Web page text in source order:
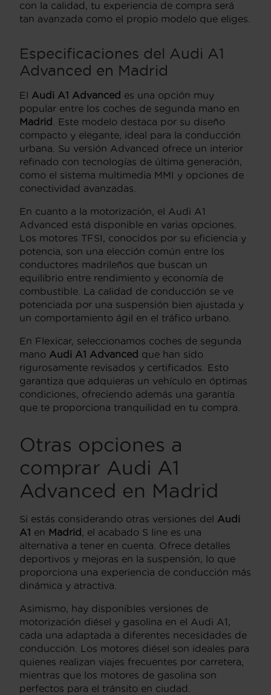
con la calidad, tu experiencia de compra será
tan avanzada como el propio modelo que eliges.
Especificaciones del Audi A1
Advanced en Madrid
El Audi A1 Advanced es una opción muy
popular entre los coches de segunda mano en
Madrid
. Este modelo destaca por su diseño
compacto y elegante, ideal para la conducción
urbana. Su versión Advanced ofrece un interior
refinado con tecnologías de última generación,
como el sistema multimedia MMI y opciones de
conectividad avanzadas.
En cuanto a la motorización, el Audi A1
Advanced está disponible en varias opciones.
Los motores TFSI, conocidos por su eficiencia y
potencia, son una elección común entre los
conductores madrileños que buscan un
equilibrio entre rendimiento y economía de
combustible. La calidad de conducción se ve
potenciada por una suspensión bien ajustada y
un comportamiento ágil en el tráfico urbano.
En Flexicar, seleccionamos coches de segunda
mano Audi A1 Advanced que han sido
rigurosamente revisados y certificados. Esto
garantiza que adquieras un vehículo en óptimas
condiciones, ofreciendo además una garantía
que te proporciona tranquilidad en tu compra.
Otras opciones a
comprar Audi A1
Advanced en Madrid
Si estás considerando otras versiones del Audi
A1 en Madrid , el acabado S line es una
alternativa a tener en cuenta. Ofrece detalles
deportivos y mejoras en la suspensión, lo que
proporciona una experiencia de conducción más
dinámica y atractiva.
Asimismo, hay disponibles versiones de
motorización diésel y gasolina en el Audi A1,
cada una adaptada a diferentes necesidades de
conducción. Los motores diésel son ideales para
quienes realizan viajes frecuentes por carretera,
mientras que los motores de gasolina son
perfectos para el tránsito en ciudad.